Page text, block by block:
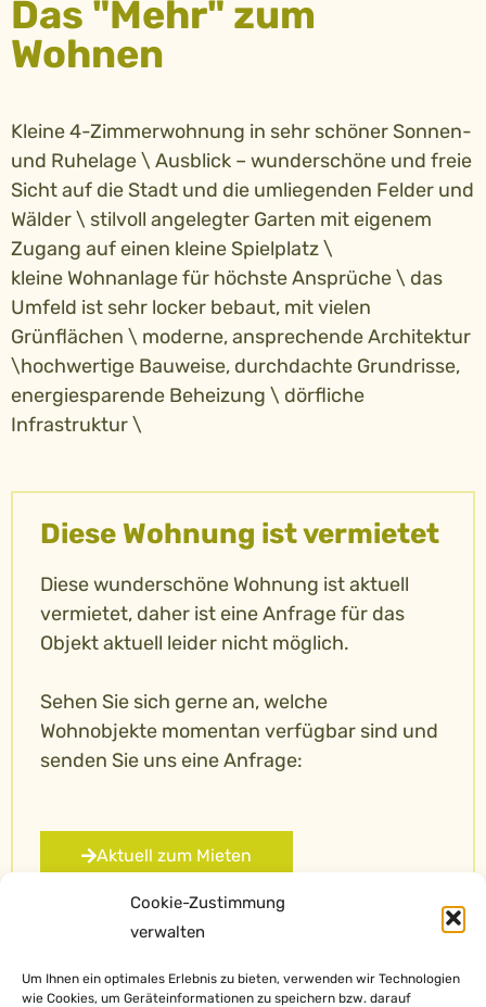
Cookie-Zustimmung
verwalten
Um Ihnen ein optimales Erlebnis zu bieten, verwenden wir Technologien
wie Cookies, um Geräteinformationen zu speichern bzw. darauf
Das "Mehr" zum
Wohnen
Kleine 4-Zimmerwohnung in sehr schöner Sonnen-
und Ruhelage \ Ausblick – wunderschöne und freie
Sicht auf die Stadt und die umliegenden Felder und
Wälder \ stilvoll angelegter Garten mit eigenem
Zugang auf einen kleine Spielplatz \
kleine Wohnanlage für höchste Ansprüche \ das
Umfeld ist sehr locker bebaut, mit vielen
Grünflächen \ moderne, ansprechende Architektur
\hochwertige Bauweise, durchdachte Grundrisse,
energiesparende Beheizung \ dörfliche
Infrastruktur \
Diese Wohnung ist vermietet
Diese wunderschöne Wohnung ist aktuell
vermietet, daher ist eine Anfrage für das
Objekt aktuell leider nicht möglich.
Sehen Sie sich gerne an, welche
Wohnobjekte momentan verfügbar sind und
senden Sie uns eine Anfrage:
Aktuell zum Mieten